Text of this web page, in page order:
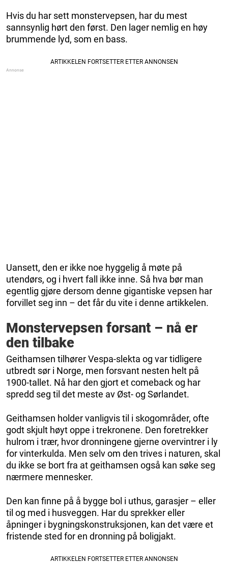
Hvis du har sett monstervepsen, har du mest
sannsynlig hørt den først. Den lager nemlig en høy
brummende lyd, som en bass.
Uansett, den er ikke noe hyggelig å møte på
utendørs, og i hvert fall ikke inne. Så hva bør man
egentlig gjøre dersom denne gigantiske vepsen har
forvillet seg inn – det får du vite i denne artikkelen.
Monstervepsen forsant – nå er
den tilbake
Geithamsen tilhører Vespa-slekta og var tidligere
utbredt sør i Norge, men forsvant nesten helt på
1900-tallet. Nå har den gjort et comeback og har
spredd seg til det meste av Øst- og Sørlandet.
Geithamsen holder vanligvis til i skogområder, ofte
godt skjult høyt oppe i trekronene. Den foretrekker
hulrom i trær, hvor dronningene gjerne overvintrer i ly
for vinterkulda. Men selv om den trives i naturen, skal
du ikke se bort fra at geithamsen også kan søke seg
nærmere mennesker.
Den kan finne på å bygge bol i uthus, garasjer – eller
til og med i husveggen. Har du sprekker eller
åpninger i bygningskonstruksjonen, kan det være et
fristende sted for en dronning på boligjakt.